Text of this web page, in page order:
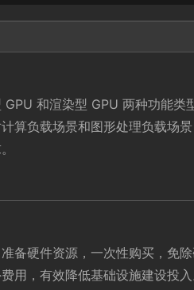
GPU 和渲染型 GPU 两种功能类
算负载场景和图形处理负载场景
备硬件资源，一次性购买，免
用，有效降低基础设施建设投入